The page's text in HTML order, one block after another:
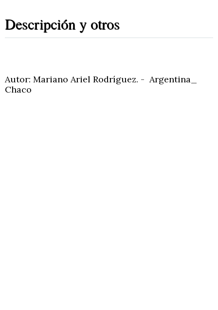
Descripción y otros
Autor: Mariano Ariel Rodríguez. - Argentina_
Chaco